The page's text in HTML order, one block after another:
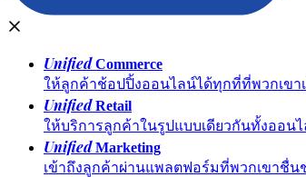
UnifiedCommerce
ให้ลูกค้าช้อปปิ้งออนไลน์ได้ทุกที่ที่พวกเขา
UnifiedRetail
ให้บริการลูกค้าในรูปแบบเดียวกันทั้งออน
UnifiedMarketing
เข้าถึงลูกค้าผ่านแพลตฟอร์มที่พวกเขาชื่น